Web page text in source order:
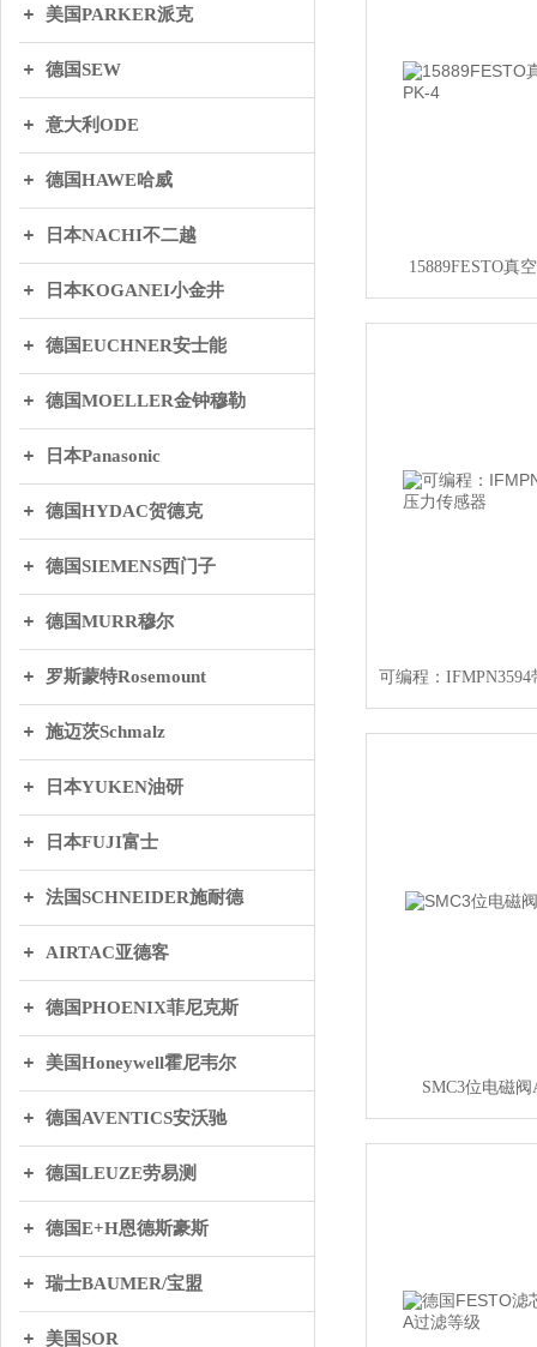
美国PARKER派克
德国SEW
意大利ODE
德国HAWE哈威
日本NACHI不二越
日本KOGANEI小金井
德国EUCHNER安士能
德国MOELLER金钟穆勒
日本Panasonic
德国HYDAC贺德克
德国SIEMENS西门子
德国MURR穆尔
罗斯蒙特Rosemount
施迈茨Schmalz
日本YUKEN油研
日本FUJI富士
法国SCHNEIDER施耐德
AIRTAC亚德客
德国PHOENIX菲尼克斯
美国Honeywell霍尼韦尔
德国AVENTICS安沃驰
德国LEUZE劳易测
德国E+H恩德斯豪斯
瑞士BAUMER/宝盟
美国SOR
15889FESTO真
SMC3位电磁阀